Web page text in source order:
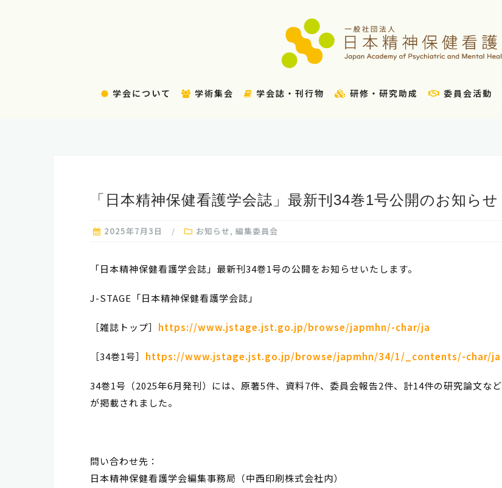
学会について 学術集会 学会誌・刊行物 研修・研究助成 委員会活動
「日本精神保健看護学会誌」最新刊34巻1号公開のお知らせ
2025年7月3日 お知らせ, 編集委員会
「日本精神保健看護学会誌」最新刊34巻1号の公開をお知らせいたします。
J-STAGE「日本精神保健看護学会誌」
［雑誌トップ］ https://www.jstage.jst.go.jp/browse/japmhn/-char/ja
［34巻1号］ https://www.jstage.jst.go.jp/browse/japmhn/34/1/_contents/-char/ja
34巻1号（2025年6月発刊）には、原著5件、資料7件、委員会報告2件、計14件の研究論文など
が掲載されました。
問い合わせ先：
日本精神保健看護学会編集事務局（中西印刷株式会社内）